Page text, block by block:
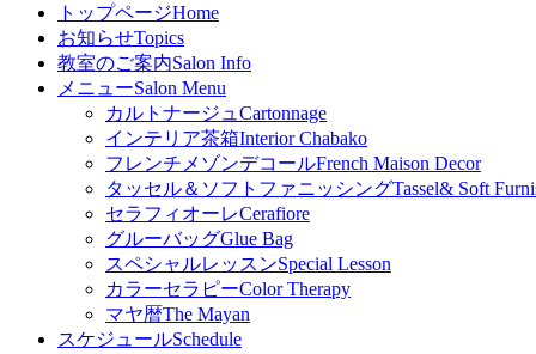
トップページHome
お知らせTopics
教室のご案内Salon Info
メニューSalon Menu
カルトナージュ Cartonnage
インテリア茶箱Interior Chabako
フレンチメゾンデコールFrench Maison Decor
タッセル＆ソフトファニッシングTassel& Soft
セラフィオーレCerafiore
グルーバッグGlue Bag
スペシャルレッスンSpecial Lesson
カラーセラピーColor Therapy
マヤ暦The Mayan
スケジュールSchedule